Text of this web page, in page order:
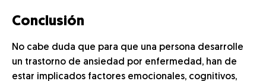
Conclusión
No cabe duda que para que una persona desarrolle
un trastorno de ansiedad por enfermedad, han de
estar implicados factores emocionales, cognitivos,